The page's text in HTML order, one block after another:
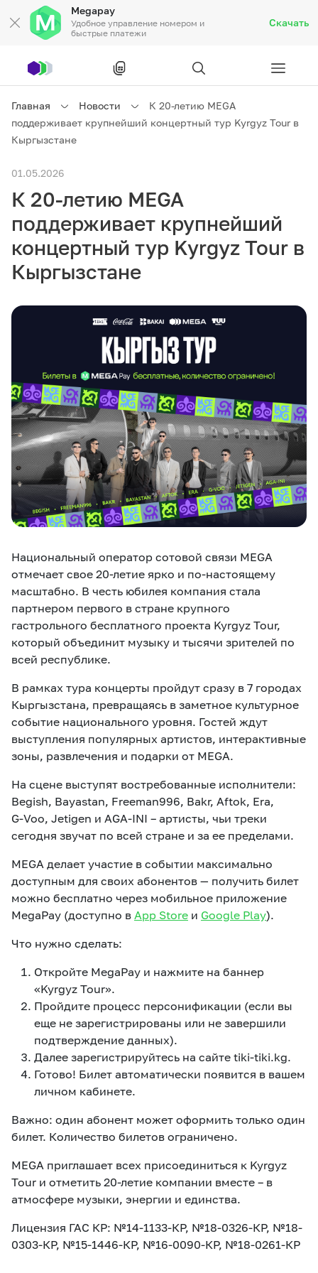
Megapay
Удобное управление номером и
быстрые платежи
Скачать
Частным клиентам
Частным клиентам
Связь
Тарифы Акции Роуминг
M2M
Услуги
Все услуги Развлечения Соц.сети
Звонки и SMS Подбор номера Доставка SIM
Компания
О нас Новости Работа в MEGA
Партнерам
Карта офисов и
покрытие
Сервисы
MegaTV MegaPay MegaKassa
Главная Новости
К 20-летию MEGA
поддерживает крупнейший концертный тур Kyrgyz Tour в
Кыргызстане
01.05.2026
К 20-летию MEGA
поддерживает крупнейший
концертный тур Kyrgyz Tour в
Кыргызстане
Национальный оператор сотовой связи MEGA
отмечает свое 20-летие ярко и по-настоящему
масштабно. В честь юбилея компания стала
партнером первого в стране крупного
гастрольного бесплатного проекта Kyrgyz Tour,
который объединит музыку и тысячи зрителей по
всей республике.
В рамках тура концерты пройдут сразу в 7 городах
Кыргызстана, превращаясь в заметное культурное
событие национального уровня. Гостей ждут
выступления популярных артистов, интерактивные
зоны, развлечения и подарки от MEGA.
На сцене выступят востребованные исполнители:
Begish, Bayastan, Freeman996, Bakr, Aftok, Era,
G-Voo, Jetigen и AGA-INI – артисты, чьи треки
сегодня звучат по всей стране и за ее пределами.
MEGA делает участие в событии максимально
доступным для своих абонентов — получить билет
можно бесплатно через мобильное приложение
MegaPay (доступно в App Store и Google Play).
Что нужно сделать:
Откройте MegaPay и нажмите на баннер
«Kyrgyz Tour».
Пройдите процесс персонификации (если вы
еще не зарегистрированы или не завершили
подтверждение данных).
Далее зарегистрируйтесь на сайте tiki-tiki.kg.
Готово! Билет автоматически появится в вашем
личном кабинете.
Важно: один абонент может оформить только один
билет. Количество билетов ограничено.
MEGA приглашает всех присоединиться к Kyrgyz
Tour и отметить 20-летие компании вместе – в
атмосфере музыки, энергии и единства.
Лицензия ГАС КР: №14-1133-КР, №18-0326-КР, №18-
0303-КР, №15-1446-КР, №16-0090-КР, №18-0261-КР